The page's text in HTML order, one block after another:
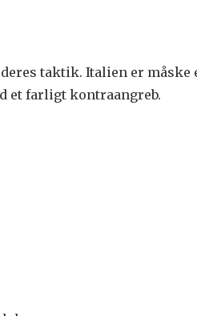
taktik. Italien er måske
et farligt kontraangreb.